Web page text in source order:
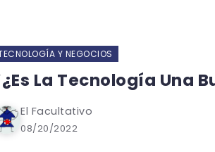
Y NEGOCIOS
La Tecnología Una
El Facultativo
08/20/2022